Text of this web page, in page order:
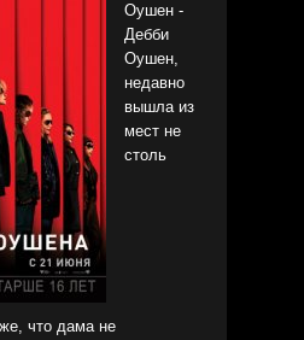
Оушен -
Дебби
Оушен,
недавно
вышла из
мест не
столь
что дама не